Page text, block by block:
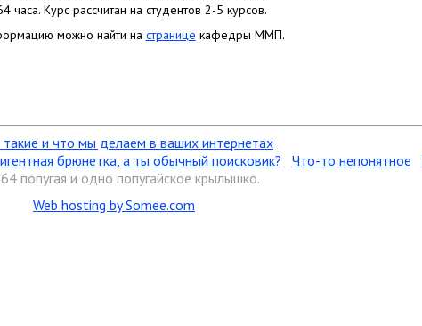
часа. Курс рассчитан на студентов 2-5 курсов.
можно найти на странице кафедры ММП.
и что мы делаем в ваших интернетах
брюнетка, а ты обычный поисковик?
Что-то непонятное
попугая и одно попугайское крылышко.
Web hosting by Somee.com